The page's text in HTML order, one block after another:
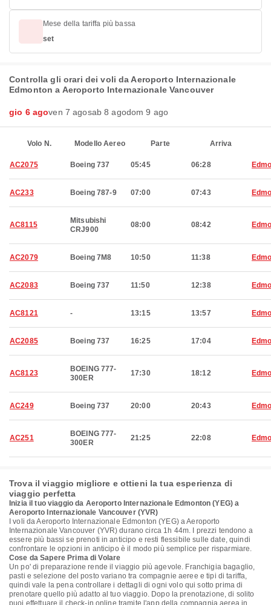
Mese della tariffa più bassa
set
Controlla gli orari dei voli da Aeroporto Internazionale
Edmonton a Aeroporto Internazionale Vancouver
gio 6 agoven 7 agosab 8 agodom 9 ago
Volo N. Modello Aereo Parte Arriva
AC2075 Boeing 737 05:45 06:28
AC233 Boeing 787-9 07:00 07:43
AC8115
Mitsubishi
CRJ900
08:00 08:42
AC2079 Boeing 7M8 10:50 11:38
AC2083 Boeing 737 11:50 12:38
AC8121 - 13:15 13:57
AC2085 Boeing 737 16:25 17:04
AC8123
BOEING 777-
300ER
17:30 18:12
AC249 Boeing 737 20:00 20:43
AC251
BOEING 777-
300ER
21:25 22:08
Trova il viaggio migliore e ottieni la tua esperienza di
viaggio perfetta
Inizia il tuo viaggio da Aeroporto Internazionale Edmonton (YEG) a
Aeroporto Internazionale Vancouver (YVR)
I voli da Aeroporto Internazionale Edmonton (YEG) a Aeroporto
Internazionale Vancouver (YVR) durano circa 1h 44m. I prezzi tendono a
essere più bassi se prenoti in anticipo e resti flessibile sulle date, quindi
confrontare le opzioni in anticipo è il modo più semplice per risparmiare.
Cose da Sapere Prima di Volare
Un po' di preparazione rende il viaggio più agevole. Franchigia bagaglio,
pasti e selezione del posto variano tra compagnie aeree e tipi di tariffa,
quindi vale la pena controllare i dettagli di ogni volo qui sotto prima di
prenotare quello più adatto al tuo viaggio. Dopo la prenotazione, di solito
puoi effettuare il check-in online tramite l'app della compagnia aerea in